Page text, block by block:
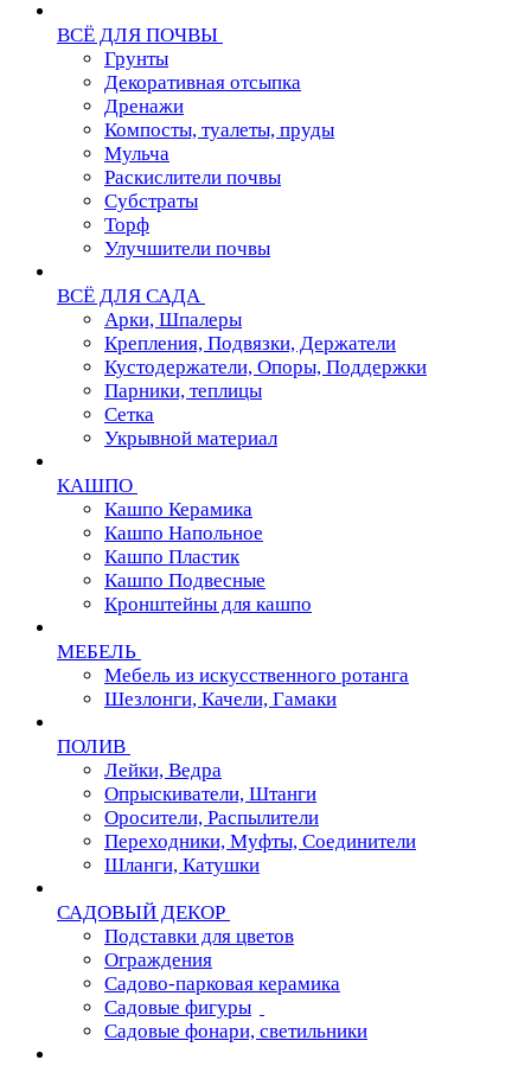
ВСЁ ДЛЯ ПОЧВЫ
Грунты
Декоративная отсыпка
Дренажи
Компосты, туалеты, пруды
Мульча
Раскислители почвы
Субстраты
Торф
Улучшители почвы
ВСЁ ДЛЯ САДА
Арки, Шпалеры
Крепления, Подвязки, Держатели
Кустодержатели, Опоры, Поддержки
Парники, теплицы
Сетка
Укрывной материал
КАШПО
Кашпо Керамика
Кашпо Напольное
Кашпо Пластик
Кашпо Подвесные
Кронштейны для кашпо
МЕБЕЛЬ
Мебель из искусственного ротанга
Шезлонги, Качели, Гамаки
ПОЛИВ
Лейки, Ведра
Опрыскиватели, Штанги
Оросители, Распылители
Переходники, Муфты, Соединители
Шланги, Катушки
САДОВЫЙ ДЕКОР
Подставки для цветов
Ограждения
Садово-парковая керамика
Садовые фигуры
Садовые фонари, светильники